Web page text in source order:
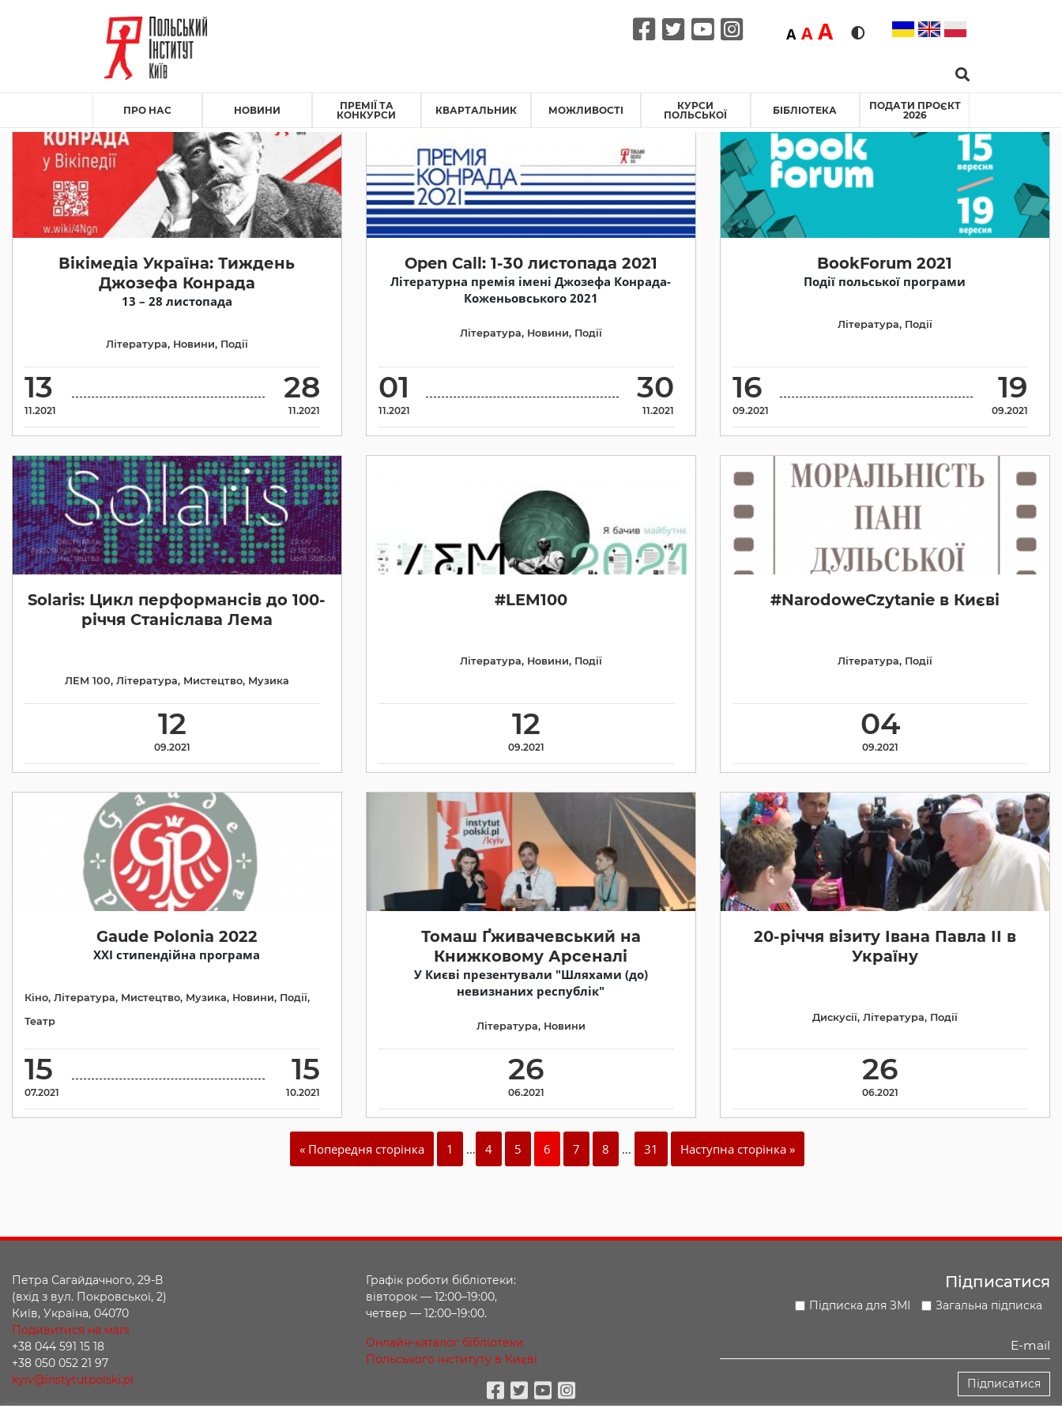
Rozmiar czcionki
ADomyślna
AŚrednia
ADużaWersja kontrastowa
ПРО НАС НОВИНИ
ПРЕМІЇ ТА
КОНКУРСИ
КВАРТАЛЬНИК МОЖЛИВОСТІ
КУРСИ
ПОЛЬСЬКОЇ
БІБЛІОТЕКА
ПОДАТИ ПРОЄКТ
2026
Вікімедіа Україна: Тиждень
Джозефа Конрада
13 – 28 листопада
13
11.2021
28
11.2021
Література, Новини, Події
Open Call: 1-30 листопада 2021
Літературна премія імені Джозефа Конрада-
Коженьовського 2021
01
11.2021
30
11.2021
Література, Новини, Події
BookForum 2021
Події польської програми
16
09.2021
19
09.2021
Література, Події
Solaris: Цикл перформансів до 100-
річчя Станіслава Лема
12
09.2021
ЛЕМ 100, Література, Мистецтво, Музика
#LEM100
12
09.2021
Література, Новини, Події
#NarodoweCzytanie в Києві
04
09.2021
Література, Події
Gaude Polonia 2022
ХХІ стипендійна програма
15
07.2021
15
10.2021
Кіно, Література, Мистецтво, Музика, Новини, Події,
Театр
Томаш Ґживачевський на
Книжковому Арсеналі
У Києві презентували "Шляхами (до)
невизнаних республік"
26
06.2021
Література, Новини
20-річчя візиту Івана Павла ІІ в
Україну
26
06.2021
Дискусії, Література, Події
« Попередня сторінка 1 … 4 5 6 7 8 … 31 Наступна сторінка »
Петра Сагайдачного, 29-В
(вхід з вул. Покровської, 2)
Київ, Україна, 04070
Подивитися на мапі
+38 044 591 15 18
+38 050 052 21 97
kyiv@instytutpolski.pl
Графік роботи бібліотеки:
вівторок — 12:00–19:00,
четвер — 12:00–19:00.
Онлайн-каталог бібліотеки
Польського інституту в Києві
Підписатися
Підписка для ЗМІ Загальна підписка
Підписатися